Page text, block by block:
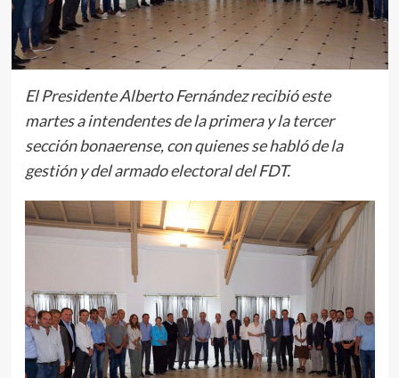
El Presidente Alberto Fernández recibió este
martes a intendentes de la primera y la tercer
sección bonaerense, con quienes se habló de la
gestión y del armado electoral del FDT.